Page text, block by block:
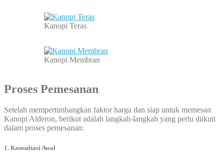
Kanopi Teras
Kanopi Membran
Proses Pemesanan
Setelah mempertimbangkan faktor harga dan siap untuk memesan
Kanopi Alderon, berikut adalah langkah-langkah yang perlu diikuti
dalam proses pemesanan:
1. Konsultasi Awal